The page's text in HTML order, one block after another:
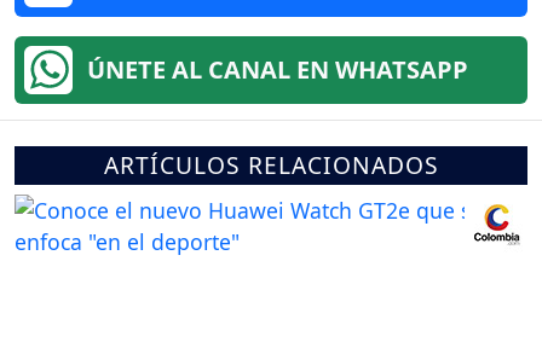
ÚNETE AL CANAL EN WHATSAPP
ARTÍCULOS RELACIONADOS